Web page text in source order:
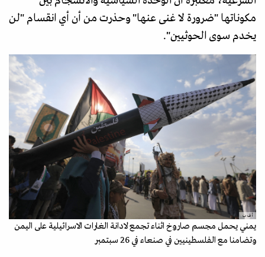
مكوناتها "ضرورة لا غنى عنها" وحذرت من أن أي انقسام "لن
يخدم سوى الحوثيين".
أ ف ب
يمني يحمل مجسم صاروخ اثناء تجمع لادانة الغارات الاسرائيلية على اليمن
وتضامنا مع الفلسطينيين في صنعاء في 26 سبتمبر